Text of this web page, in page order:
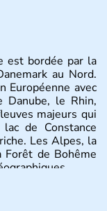
est bordée par la
au Nord.
Européenne avec
le Rhin,
majeurs qui
de Constance
Les Alpes, la
de Bohême